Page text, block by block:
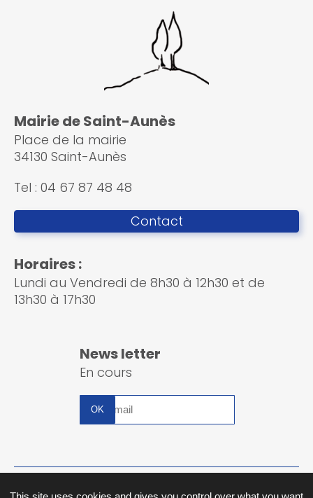
Mairie de Saint-Aunès
Place de la mairie
34130 Saint-Aunès
Tel : 04 67 87 48 48
Contact
Horaires :
Lundi au Vendredi de 8h30 à 12h30 et de
13h30 à 17h30
News letter
En cours
Inscription